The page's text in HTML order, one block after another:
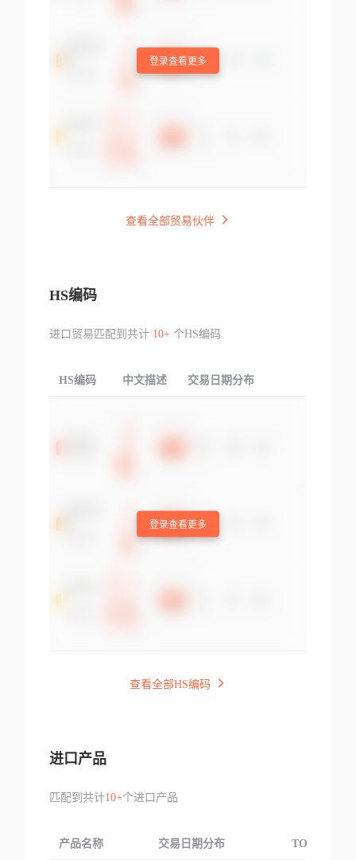
登录查看更多
查看全部贸易伙伴
HS编码
进口贸易匹配到共计 10+个HS编码
HS编码 中文描述 交易日期分布
登录查看更多
查看全部HS编码
进口产品
匹配到共计10+个进口产品
产品名称 交易日期分布 TOP3交易国